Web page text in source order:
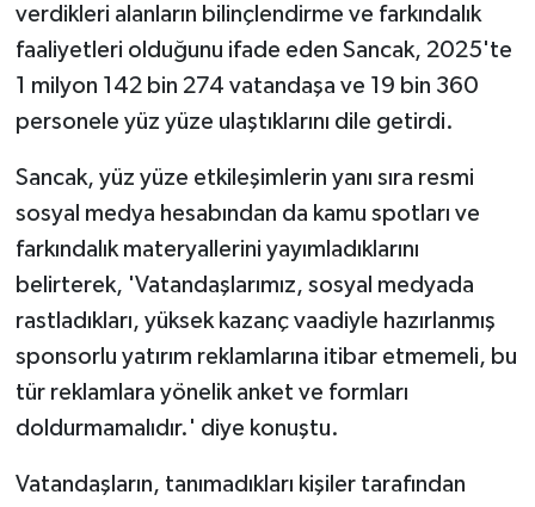
verdikleri alanların bilinçlendirme ve farkındalık
faaliyetleri olduğunu ifade eden Sancak, 2025'te
1 milyon 142 bin 274 vatandaşa ve 19 bin 360
personele yüz yüze ulaştıklarını dile getirdi.
Sancak, yüz yüze etkileşimlerin yanı sıra resmi
sosyal medya hesabından da kamu spotları ve
farkındalık materyallerini yayımladıklarını
belirterek, 'Vatandaşlarımız, sosyal medyada
rastladıkları, yüksek kazanç vaadiyle hazırlanmış
sponsorlu yatırım reklamlarına itibar etmemeli, bu
tür reklamlara yönelik anket ve formları
doldurmamalıdır.' diye konuştu.
Vatandaşların, tanımadıkları kişiler tarafından